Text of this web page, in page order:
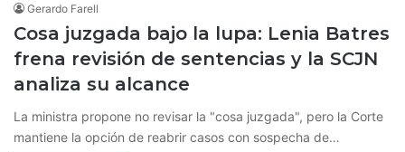
Gerardo Farell
Cosa juzgada bajo la lupa: Lenia Batres
frena revisión de sentencias y la SCJN
analiza su alcance
La ministra propone no revisar la "cosa juzgada", pero la Corte
mantiene la opción de reabrir casos con sospecha de…